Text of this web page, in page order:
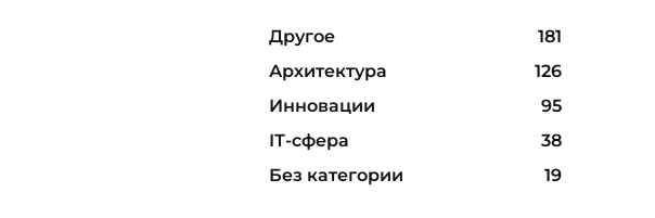
Другое
181
Архитектура
126
Инновации
95
ІТ-сфера
38
Без категории
19